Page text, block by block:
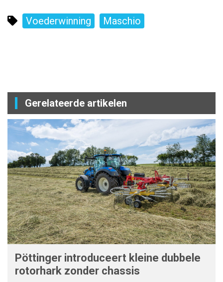
Voederwinning Maschio
Gerelateerde artikelen
Pöttinger introduceert kleine dubbele
rotorhark zonder chassis